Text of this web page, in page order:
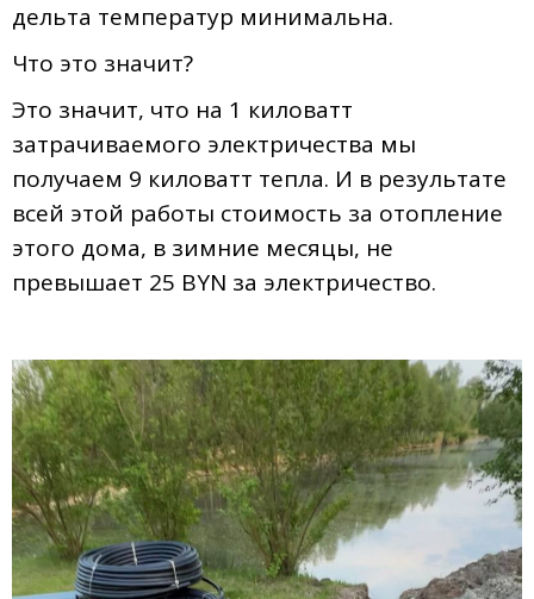
дельта температур минимальна.
Что это значит?
Это значит, что на 1 киловатт
затрачиваемого электричества мы
получаем 9 киловатт тепла. И в результате
всей этой работы стоимость за отопление
этого дома, в зимние месяцы, не
превышает 25 BYN за электричество.